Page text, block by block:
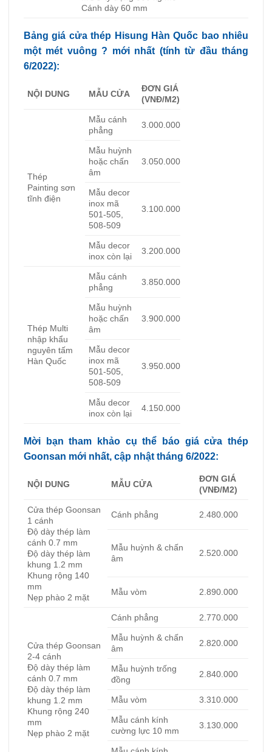
Cánh dày 60 mm
Bảng giá cửa thép Hisung Hàn Quốc bao nhiêu
một mét vuông ? mới nhất (tính từ đầu tháng
6/2022):
NỘI DUNG MẪU CỬA
ĐƠN GIÁ
(VNĐ/M2)
Thép
Painting sơn
tĩnh điện
Mẫu cánh
phẳng
3.000.000
Mẫu huỳnh
hoặc chấn
âm
3.050.000
Mẫu decor
inox mã
501-505,
508-509
3.100.000
Mẫu decor
inox còn lại
3.200.000
Thép Multi
nhập khẩu
nguyên tấm
Hàn Quốc
Mẫu cánh
phẳng
3.850.000
Mẫu huỳnh
hoặc chấn
âm
3.900.000
Mẫu decor
inox mã
501-505,
508-509
3.950.000
Mẫu decor
inox còn lại
4.150.000
Mời bạn tham khảo cụ thể báo giá cửa thép
Goonsan mới nhất, cập nhật tháng 6/2022:
NỘI DUNG MẪU CỬA
ĐƠN GIÁ
(VNĐ/M2)
Cửa thép Goonsan
1 cánh
Độ dày thép làm
cánh 0.7 mm
Độ dày thép làm
khung 1.2 mm
Khung rộng 140
mm
Nẹp phào 2 mặt
Cánh phẳng 2.480.000
Mẫu huỳnh & chấn
âm
2.520.000
Mẫu vòm 2.890.000
Cửa thép Goonsan
2-4 cánh
Độ dày thép làm
cánh 0.7 mm
Độ dày thép làm
khung 1.2 mm
Khung rộng 240
mm
Nẹp phào 2 mặt
Cánh phẳng 2.770.000
Mẫu huỳnh & chấn
âm
2.820.000
Mẫu huỳnh trống
đồng
2.840.000
Mẫu vòm 3.310.000
Mẫu cánh kính
cường lực 10 mm
3.130.000